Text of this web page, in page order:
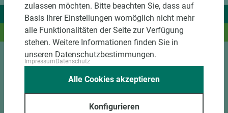
Wir liefern Ideen.
Und das passende Holz dazu.
Sortiment
Kundenservice
zulassen möchten. Bitte beachten Sie, dass auf
Basis Ihrer Einstellungen womöglich nicht mehr
alle Funktionalitäten der Seite zur Verfügung
stehen. Weitere Informationen finden Sie in
unseren Datenschutzbestimmungen.
ImpressumDatenschutz
Konfigurieren
Alle Cookies akzeptieren